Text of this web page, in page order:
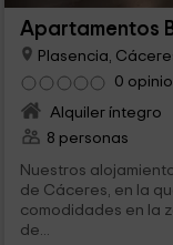
Apartamentos
Plasencia,
0
Alquiler íntegro
8 personas
Nuestros
de Cáceres, en la
comodidades en la
de...